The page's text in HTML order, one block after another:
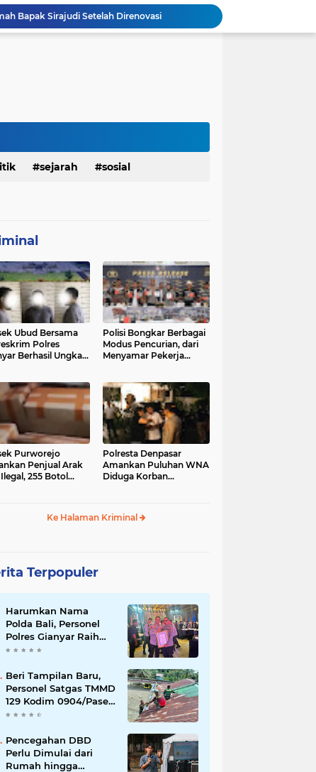
Bapak Sirajudi Setelah Direnovasi
Personel Satgas TMMD 129 Kodim 0904/Paser Bongkar Rumah milik Bapak Harim
Babinsa Hadir di Posyandu Cenderawasih, Wujud Sinergi TNI Dukung Kesehatan Masyarakat
sejarah sosial
Ubud Bersama
Polres
Berhasil Ungkap
Polisi Bongkar Berbagai
Modus Pencurian, dari
Menyamar Pekerja
Purworejo
Penjual Arak
255 Botol
Polresta Denpasar
Amankan Puluhan WNA
Diduga Korban
Ke Halaman Kriminal
Terpopuler
Harumkan Nama
Polda Bali, Personel
Polres Gianyar Raih
Penghargaan
Beri Tampilan Baru,
Personel Satgas TMMD
129 Kodim 0904/Paser
Cat Atap Rumah
Pencegahan DBD
Perlu Dimulai dari
Rumah hingga